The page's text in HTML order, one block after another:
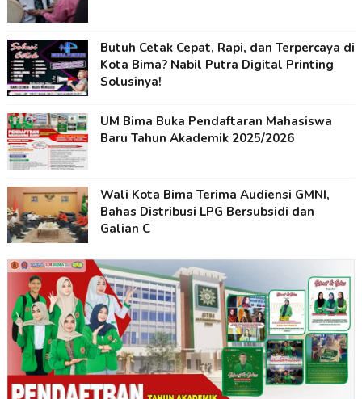
Butuh Cetak Cepat, Rapi, dan Terpercaya di
Kota Bima? Nabil Putra Digital Printing
Solusinya!
UM Bima Buka Pendaftaran Mahasiswa
Baru Tahun Akademik 2025/2026
Wali Kota Bima Terima Audiensi GMNI,
Bahas Distribusi LPG Bersubsidi dan
Galian C